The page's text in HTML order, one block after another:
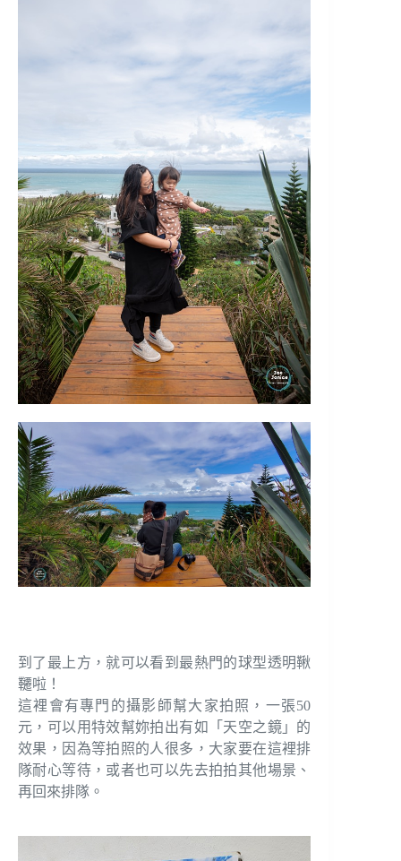
到了最上方，就可以看到最熱門的球型透明鞦
韆啦！
這裡會有專門的攝影師幫大家拍照，一張50
元，可以用特效幫妳拍出有如「天空之鏡」的
效果，因為等拍照的人很多，大家要在這裡排
隊耐心等待，或者也可以先去拍拍其他場景、
再回來排隊。